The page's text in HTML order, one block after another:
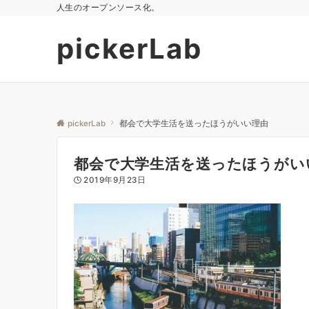
人生のオープンソース化。
pickerLab
pickerLab 都会で大学生活を送ったほうがいい理由
都会で大学生活を送ったほうが
2019年9月23日